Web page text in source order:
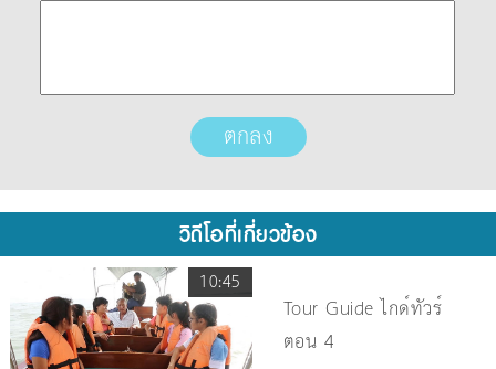
วิดีโอที่เกี่ยวข้อง
10:45
Tour Guide ไกด์ทัวร์
ตอน 4